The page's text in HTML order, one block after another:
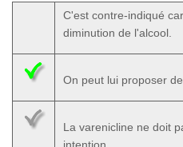
C'est contre-indiqué
diminution de l'alcool.
On peut lui proposer
La varenicline ne doit